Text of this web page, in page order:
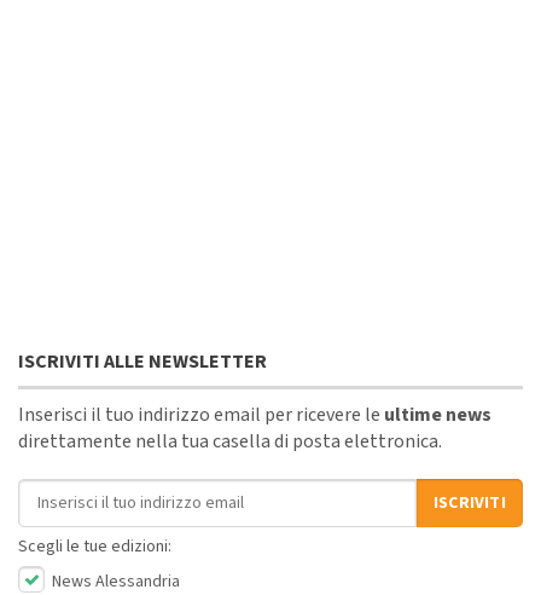
ISCRIVITI ALLE NEWSLETTER
Inserisci il tuo indirizzo email per ricevere le ultime news
direttamente nella tua casella di posta elettronica.
Indirizzo email
ISCRIVITI
Scegli le tue edizioni:
News Alessandria